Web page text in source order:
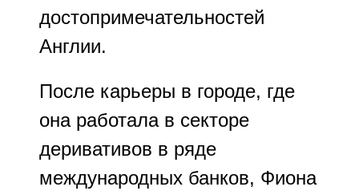
достопримечательностей
Англии.
После карьеры в городе, где
она работала в секторе
деривативов в ряде
международных банков, Фиона